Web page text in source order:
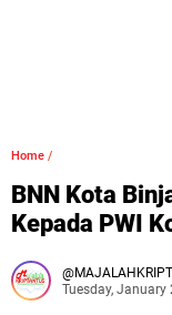
Home /
BNN Kota
Kepada PWI
Tuesday, January